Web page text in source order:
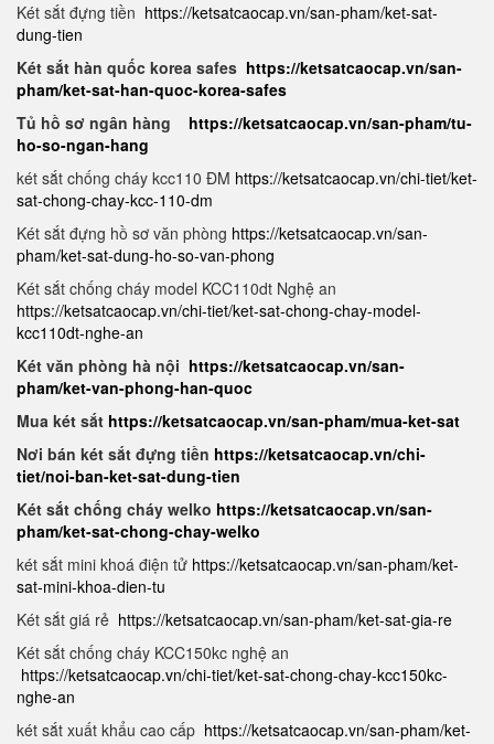
Két sắt đựng tiền https://ketsatcaocap.vn/san-pham/ket-sat-
dung-tien
Két sắt hàn quốc korea safes https://ketsatcaocap.vn/san-
pham/ket-sat-han-quoc-korea-safes
Tủ hồ sơ ngân hàng https://ketsatcaocap.vn/san-pham/tu-
ho-so-ngan-hang
két sắt chống cháy kcc110 ĐM https://ketsatcaocap.vn/chi-tiet/ket-
sat-chong-chay-kcc-110-dm
Két sắt đựng hồ sơ văn phòng https://ketsatcaocap.vn/san-
pham/ket-sat-dung-ho-so-van-phong
Két sắt chống cháy model KCC110dt Nghệ an
https://ketsatcaocap.vn/chi-tiet/ket-sat-chong-chay-model-
kcc110dt-nghe-an
Két văn phòng hà nội https://ketsatcaocap.vn/san-
pham/ket-van-phong-han-quoc
Mua két sắt https://ketsatcaocap.vn/san-pham/mua-ket-sat
Nơi bán két sắt đựng tiền https://ketsatcaocap.vn/chi-
tiet/noi-ban-ket-sat-dung-tien
Két sắt chống cháy welko https://ketsatcaocap.vn/san-
pham/ket-sat-chong-chay-welko
két sắt mini khoá điện tử https://ketsatcaocap.vn/san-pham/ket-
sat-mini-khoa-dien-tu
Két sắt giá rẻ https://ketsatcaocap.vn/san-pham/ket-sat-gia-re
Két sắt chống cháy KCC150kc nghệ an
https://ketsatcaocap.vn/chi-tiet/ket-sat-chong-chay-kcc150kc-
nghe-an
két sắt xuất khẩu cao cấp https://ketsatcaocap.vn/san-pham/ket-